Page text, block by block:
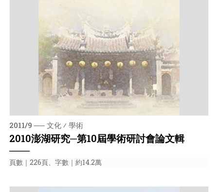
2011/9 ── 文化 ⁄ 學術
2010澎湖研究─第10屆學術研討會論文輯
───
頁數｜226頁、字數｜約14.2萬